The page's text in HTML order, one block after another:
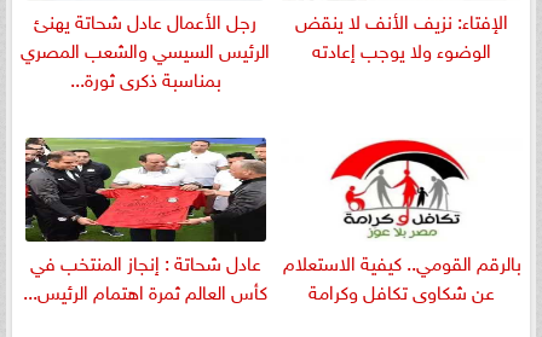
الإفتاء: نزيف الأنف لا ينقض
الوضوء ولا يوجب إعادته
رجل الأعمال عادل شحاتة يهنئ
الرئيس السيسي والشعب المصري
بمناسبة ذكرى ثورة...
بالرقم القومي.. كيفية الاستعلام
عن شكاوى تكافل وكرامة
عادل شحاتة : إنجاز المنتخب في
كأس العالم ثمرة اهتمام الرئيس...